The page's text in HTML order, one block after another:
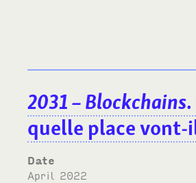
2031 – Blockchains.
quelle place vont-
Date
April 2022